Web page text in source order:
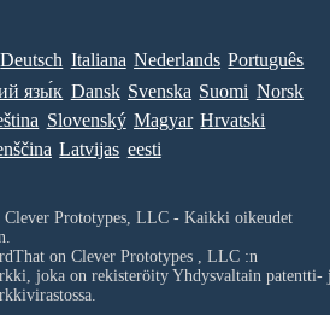
Deutsch Italiana Nederlands Português
язы́к Dansk Svenska Suomi Norsk
Slovenský Magyar Hrvatski
Latvijas eesti
Prototypes, LLC - Kaikki oikeudet
on Clever Prototypes , LLC:n
joka on rekisteröity Yhdysvaltain patentti-